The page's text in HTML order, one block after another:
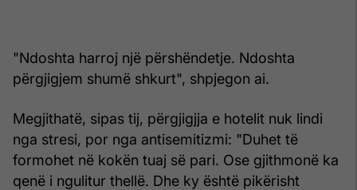
"Ndoshta harroj një përshëndetje. Ndoshta
përgjigjem shumë shkurt", shpjegon ai.
Megjithatë, sipas tij, përgjigjja e hotelit nuk lindi
nga stresi, por nga antisemitizmi: "Duhet të
formohet në kokën tuaj së pari. Ose gjithmonë ka
qenë i ngulitur thellë. Dhe ky është pikërisht